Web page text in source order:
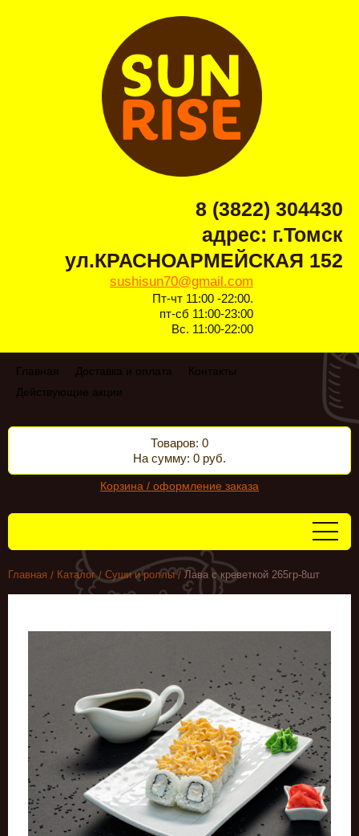
8 (3822) 304430
адрес: г.Томск
ул.КРАСНОАРМЕЙСКАЯ 152
sushisun70@gmail.com
Пт-чт 11:00 -22:00.
пт-сб 11:00-23:00
Вс. 11:00-22:00
Главная Доставка и оплата
Контакты
Действующие акции
Товаров: 0
На сумму: 0 руб.
Корзина / оформление заказа
Главная Каталог Суши и роллы Лава с креветкой 265гр-8шт